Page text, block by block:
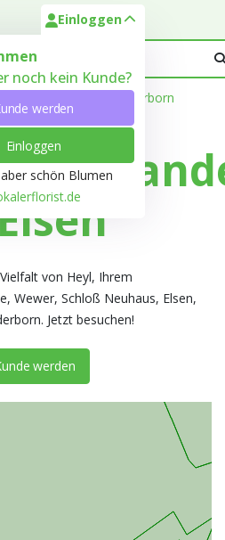
Einloggen
noch kein Kunde?
werden
Einloggen
schön Blumen
Paderborn
von Heyl, Ihrem
Wewer, Schloß Neuhaus, Elsen,
Jetzt besuchen!
werden